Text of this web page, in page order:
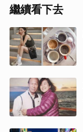
繼續看下去